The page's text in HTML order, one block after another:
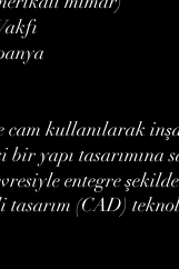
cam kullanılarak
yapı tasarımına
entegre
tasarım (CAD)